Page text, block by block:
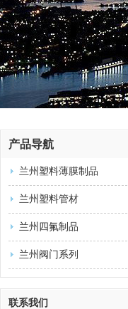
产品导航
兰州塑料薄膜制品
兰州塑料管材
兰州四氟制品
兰州阀门系列
联系我们